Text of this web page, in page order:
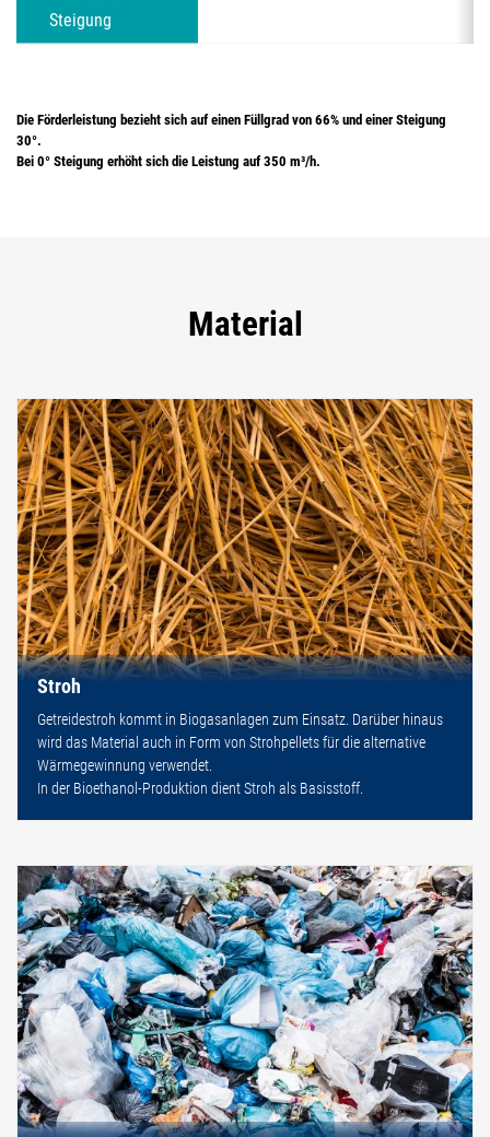
Steigung
Die Förderleistung bezieht sich auf einen Füllgrad von 66% und einer Steigung
30°.
Bei 0° Steigung erhöht sich die Leistung auf 350 m³/h.
Material
Stroh
Getreidestroh kommt in Biogasanlagen zum Einsatz. Darüber hinaus
wird das Material auch in Form von Strohpellets für die alternative
Wärmegewinnung verwendet.
In der Bioethanol-Produktion dient Stroh als Basisstoff.